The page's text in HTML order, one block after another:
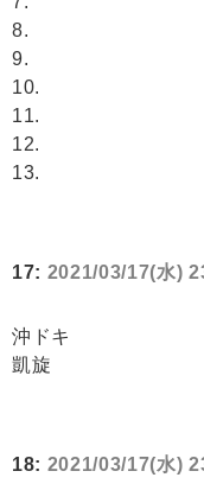
8.
9.
10.
11.
12.
13.
17: 2021/03/17(水)
沖ドキ
凱旋
18: 2021/03/17(水)